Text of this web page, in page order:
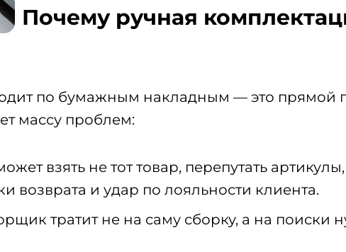
Почему ручная
по бумажным накладным — это прямой
массу проблем:
взять не тот товар, перепутать
возврата и удар по лояльности клиента.
тратит не на саму сборку, а на поиски